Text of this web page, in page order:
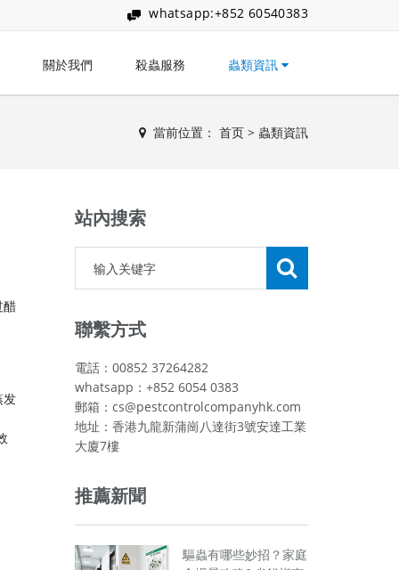
whatsapp:+852 60540383
關於我們 殺蟲服務 蟲類資訊
當前位置： 首页 > 蟲類資訊
醋
发
站內搜索
聯繫方式
電話：00852 37264282
whatsapp：+852 6054 0383
郵箱：cs@pestcontrolcompanyhk.com
地址：香港九龍新蒲崗八達街3號安達工業
大廈7樓
推薦新聞
驅蟲有哪些妙招？家庭